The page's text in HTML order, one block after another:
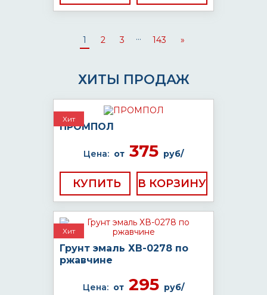
1 2 3 ... 143 »
ХИТЫ ПРОДАЖ
Хит
ПРОМПОЛ
Цена: от 375 руб/
КУПИТЬ
Хит
Грунт эмаль ХВ-0278 по
ржавчине
Цена: от 295 руб/